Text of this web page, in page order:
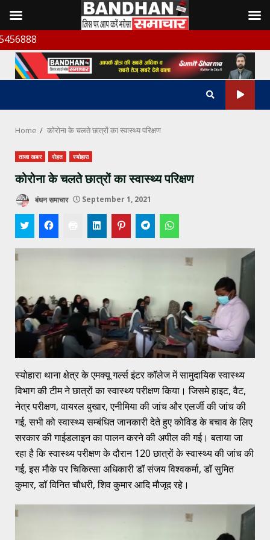
Skip
to
content
Home कोरोना के चलते छात्रों का स्वास्थ्य परिक्षण
ताजा खबर सेहत स्योहारा
कोरोना के चलते छात्रों का स्वास्थ्य परिक्षण
बंधन समाचार September 1, 2021
स्योहारा थाना क्षेत्र के एमक्यू गर्ल्स इंटर कॉलेज में सामुदायिक स्वास्थ्य
विभाग की टीम ने छात्रों का स्वास्थ्य परीक्षण किया। जिसमे हाइट, वैट,
नेत्र परीक्षण, वायरल बुखार, एनीमिया की जांच और एलर्जी की जांच की
गई, सभी को स्वास्थ्य सम्बंधित जानकारी देते हुए कोविड के बचाव के लिए
सरकार की गाईडलाइन का पालन करने की अपील की गई। बताया जा
रहा है कि स्वास्थ्य परीक्षण के दौरान 120 छात्रों के स्वास्थ्य की जांच की
गई, इस मौके पर चिकित्सा अधिकारी डॉ संजय विश्वकर्मा, डॉ सुमित
कुमार, डॉ विनित चौधरी, शिव कुमार आदि मौजूद रहे।